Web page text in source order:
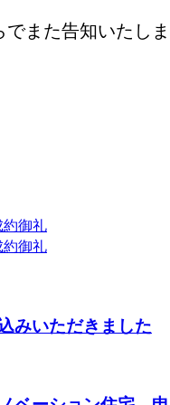
また告知いたしま
御礼
御礼
みいただきました